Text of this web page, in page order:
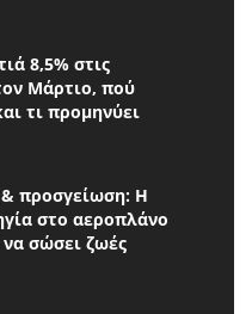
8,5% στις
Μάρτιο, πού
τι προμηνύει
προσγείωση: Η
στο αεροπλάνο
σώσει ζωές